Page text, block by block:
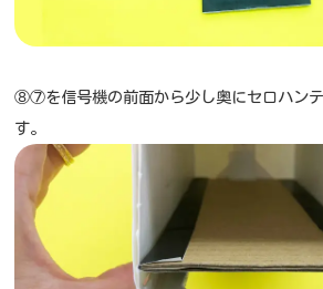
⑧⑦を信号機の前面から少し奥にセロハン
す。